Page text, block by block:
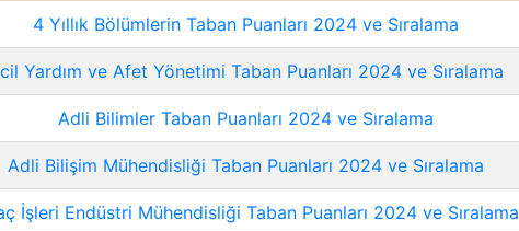
4 Yıllık Bölümlerin Taban Puanları 2024 ve Sıralama
Yardım ve Afet Yönetimi Taban Puanları 2024 ve Sıralama
Adli Bilimler Taban Puanları 2024 ve Sıralama
Adli Bilişim Mühendisliği Taban Puanları 2024 ve Sıralama
İşleri Endüstri Mühendisliği Taban Puanları 2024 ve Sıralama